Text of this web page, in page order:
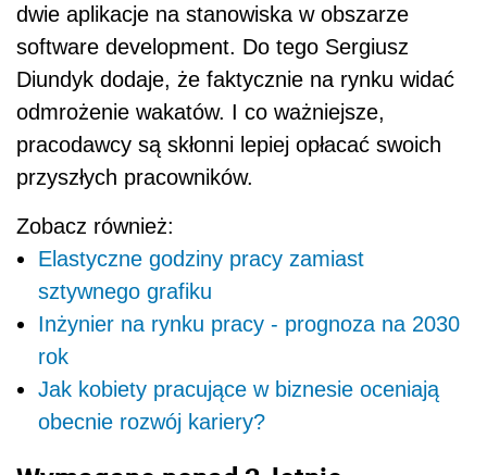
dwie aplikacje na stanowiska w obszarze
software development. Do tego Sergiusz
Diundyk dodaje, że faktycznie na rynku widać
odmrożenie wakatów. I co ważniejsze,
pracodawcy są skłonni lepiej opłacać swoich
przyszłych pracowników.
Zobacz również:
Elastyczne godziny pracy zamiast
sztywnego grafiku
Inżynier na rynku pracy - prognoza na 2030
rok
Jak kobiety pracujące w biznesie oceniają
obecnie rozwój kariery?